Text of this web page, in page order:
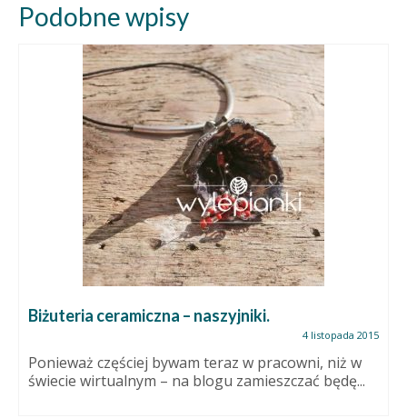
Podobne wpisy
Biżuteria ceramiczna – naszyjniki.
4 listopada 2015
Ponieważ częściej bywam teraz w pracowni, niż w
świecie wirtualnym – na blogu zamieszczać będę...